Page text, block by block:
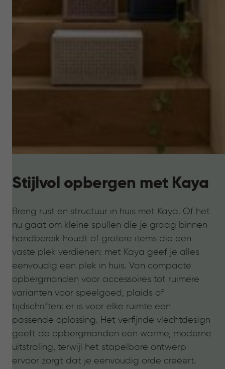
Stijlvol opbergen met Kaya
Breng rust en structuur in huis met Kaya. Of het
nu gaat om kleine spullen die je graag binnen
handbereik houdt of grotere items die een
vaste plek verdienen: met Kaya geef je alles
eenvoudig een plek in huis. Van compacte
opbergmanden voor accessoires tot ruimere
varianten voor speelgoed, plaids of
tijdschriften: er is voor elke ruimte een
passende oplossing. Het verfijnde vlechtdesign
geeft de opbergmanden een warme, moderne
uitstraling, terwijl het stapelbare ontwerp
ervoor zorgt dat je eenvoudig orde creëert.